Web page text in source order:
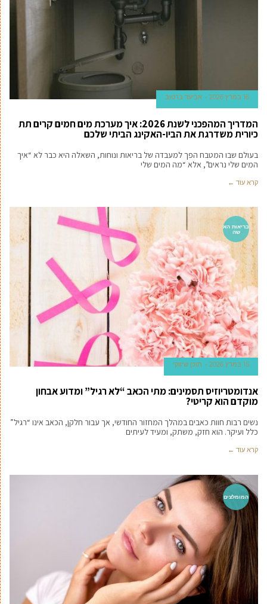
16 במרץ 2026 אביעד ברטוב
המדריך המהפכני לשנת 2026: איך מערכת מים חמים קרים תת
כיורית משדרגת את הביו-האקינג הביתי שלכם
בעולם שבו המטבח הפך למעבדה של בריאות ונוחות, השאלה היא כבר לא “איך
המים שלי נראים”, אלא “מה המים שלי
קרא עוד ←
בריאות הא
שה
15 במרץ 2026 תוכן שיווקי
אנדומטריוזיס תסמינים: מתי הכאב “לא רגיל” ומדוע אבחון
מוקדם הוא קריטי?
נשים רבות חוות כאבים במהלך המחזור החודשי, אך עבור חלקן, הכאב אינו “רגיל”
כלל ועיקר. הוא חזק, משתק, ומעיד לעיתים
קרא עוד ←
המומלצים